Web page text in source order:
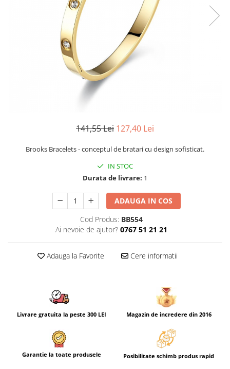
141,55 Lei 127,40 Lei
Brooks Bracelets - conceptul de bratari cu design sofisticat.
IN STOC
Durata de livrare: 1
ADAUGA IN COS
Cod Produs: BB554
Ai nevoie de ajutor? 0767 51 21 21
Adauga la Favorite Cere informatii
Livrare gratuita la peste 300 LEI Magazin de incredere din 2016
Garantie la toate produsele Posibilitate schimb produs rapid